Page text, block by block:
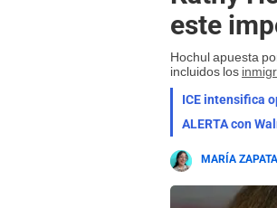
este
Hochul apuesta
incluidos los
ICE intensifica
MARÍA ZAPATA